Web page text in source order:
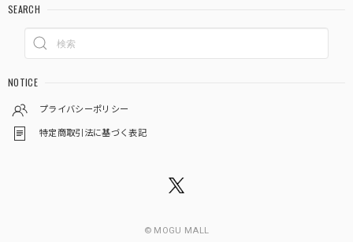
SEARCH
NOTICE
プライバシーポリシー
特定商取引法に基づく表記
© MOGU MALL